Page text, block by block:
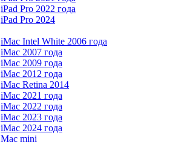
iPad Pro 2022 года
iPad Pro 2024
iMac Intel White 2006 года
iMac 2007 года
iMac 2009 года
iMac 2012 года
iMac Retina 2014
iMac 2021 года
iMac 2022 года
iMac 2023 года
iMac 2024 года
Mac mini